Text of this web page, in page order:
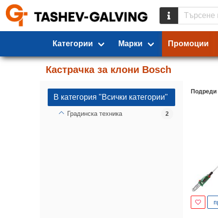
Категории Марки Промоции
Кастрачка за клони Bosch
В категория "Всички категории"
Градинска техника 2
Подреди